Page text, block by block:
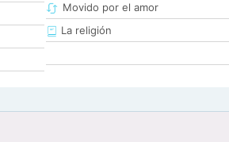
Movido por el amor
La religión